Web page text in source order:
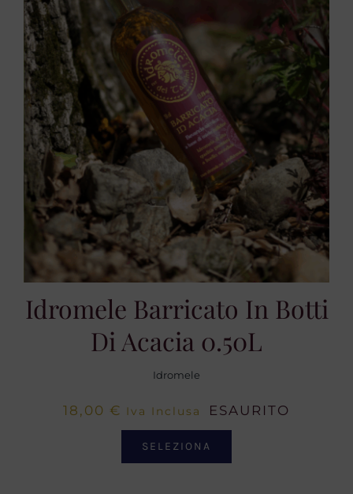
Idromele Barricato In Botti
Di Acacia 0.50L
Idromele
18,00 € Iva Inclusa ESAURITO
SELEZIONA